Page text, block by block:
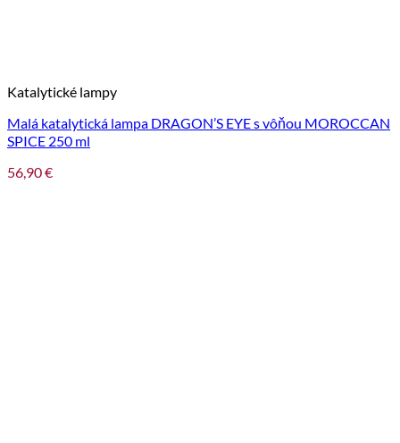
Katalytické lampy
Malá katalytická lampa DRAGON’S EYE s vôňou MOROCCAN
SPICE 250 ml
56,90€